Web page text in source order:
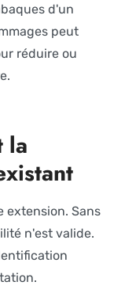
d'un
peut
réduire ou
la
extension. Sans
n'est valide.